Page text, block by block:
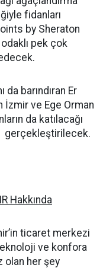
fidanları
by Sheraton
pek çok
da barındıran Er
İzmir ve Ege Orman
da katılacağı
gerçekleştirilecek.
Hakkında
ticaret merkezi
ve konfora
olan her şey